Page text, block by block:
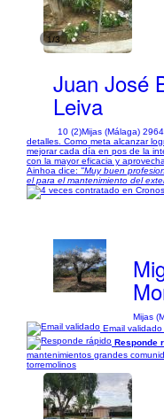
1/3
Juan José
Leiva
10 (2)Mijas (Málaga)
detalles. Como meta alcanzar
mejorar cada día en pos de la
con la mayor eficacia y
Ainhoa dice: "Muy buen
el para el mantenimiento del
Mijas
Email validado
Responde
mantenimientos grandes
torremolinos